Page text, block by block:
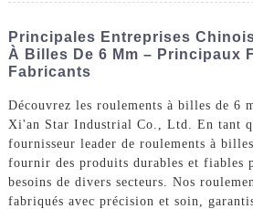
Principales Entreprises
À Billes De 6 Mm – Principaux
Fabricants
Découvrez les roulements à billes de 6
Xi'an Star Industrial Co., Ltd. En tant
fournisseur leader de roulements à
fournir des produits durables et fiables
besoins de divers secteurs. Nos
fabriqués avec précision et soin,